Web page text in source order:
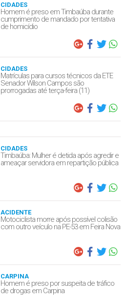
CIDADES
Homem é preso em Timbaúba durante
cumprimento de mandado por tentativa
de homicídio
CIDADES
Matrículas para cursos técnicos da ETE
Senador Wilson Campos são
prorrogadas até terça-feira (11)
CIDADES
Timbaúba: Mulher é detida após agredir e
ameaçar servidora em repartição pública
ACIDENTE
Motociclista morre após possível colisão
com outro veículo na PE-53 em Feira Nova
CARPINA
Homem é preso por suspeita de tráfico
de drogas em Carpina